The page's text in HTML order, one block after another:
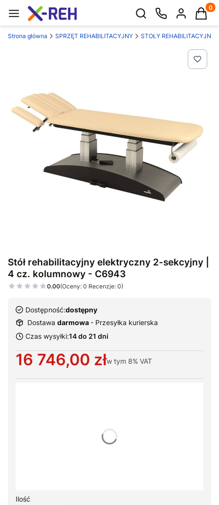
Otwórz wyszukiwarkę
Strona główna SPRZĘT REHABILITACYJNY STOŁY REHABILITACYJNE
Stół rehabilitacyjny elektryczny 2-sekcyjny |
4 cz. kolumnowy - C6943
0.00(Oceny: 0 Recenzje: 0)
Dostępność:dostępny
Dostawa darmowa - Przesyłka kurierska
Czas wysyłki:14 do 21 dni
Cena
16 746,00 złw tym 8% VAT
Ilość